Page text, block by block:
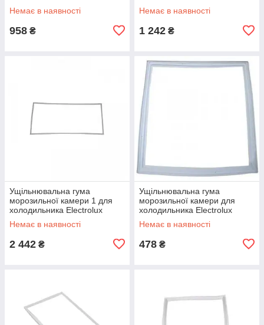
Немає в наявності
958 ₴
Немає в наявності
1 242 ₴
Ущільнювальна гума
морозильної камери 1 для
холодильника Electrolux
2348754207
Немає в наявності
2 442 ₴
Ущільнювальна гума
морозильної камери для
холодильника Electrolux
2248007110
Немає в наявності
478 ₴